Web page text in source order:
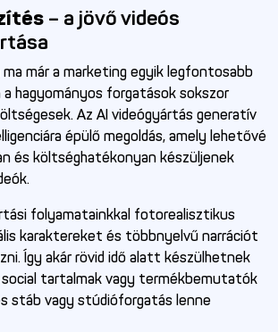
– a jövő videós
már a marketing egyik legfontosabb
a hagyományos forgatások sokszor
Az AI videógyártás generatív
épülő megoldás, amely lehetővé
és költséghatékonyan készüljenek
folyamatainkkal fotorealisztikus
karaktereket és többnyelvű narrációt
Így akár rövid idő alatt készülhetnek
social tartalmak vagy termékbemutatók
stáb vagy stúdióforgatás lenne